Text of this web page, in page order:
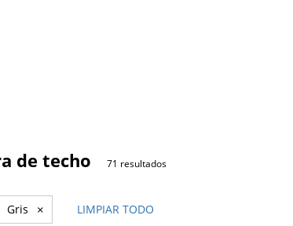
de techo 71 resultados
Gris × LIMPIAR TODO